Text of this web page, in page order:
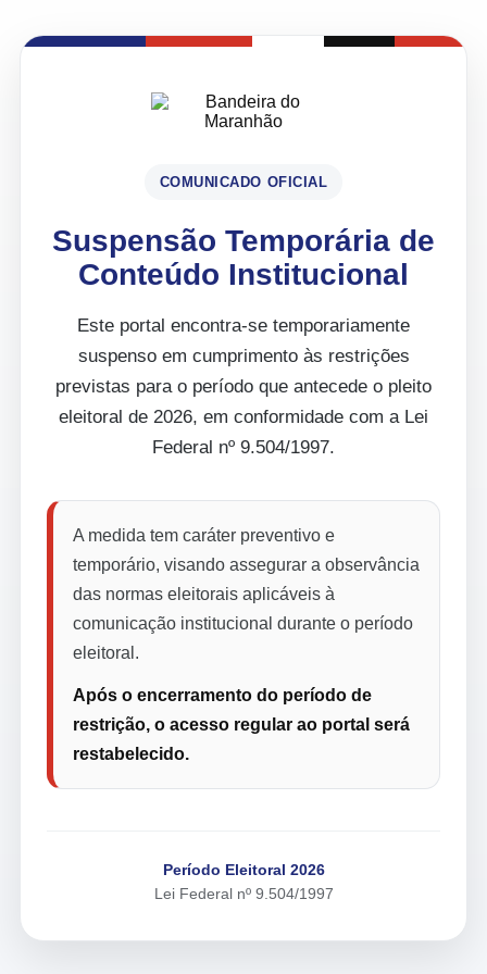
COMUNICADO OFICIAL
Suspensão Temporária de
Conteúdo Institucional
Este portal encontra-se temporariamente
suspenso em cumprimento às restrições
previstas para o período que antecede o pleito
eleitoral de 2026, em conformidade com a Lei
Federal nº 9.504/1997.
A medida tem caráter preventivo e
temporário, visando assegurar a observância
das normas eleitorais aplicáveis à
comunicação institucional durante o período
eleitoral.
Após o encerramento do período de
restrição, o acesso regular ao portal será
restabelecido.
Período Eleitoral 2026
Lei Federal nº 9.504/1997